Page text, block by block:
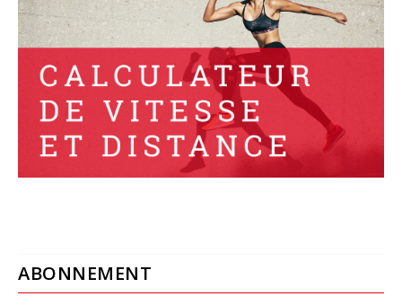
ABONNEMENT